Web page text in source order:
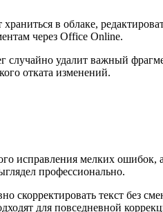
в облаке,
через Office Online.
случайно удалит важный
отката изменений.
исправления мелких ошибок,
профессионально.
скорректировать текст без
для повседневной